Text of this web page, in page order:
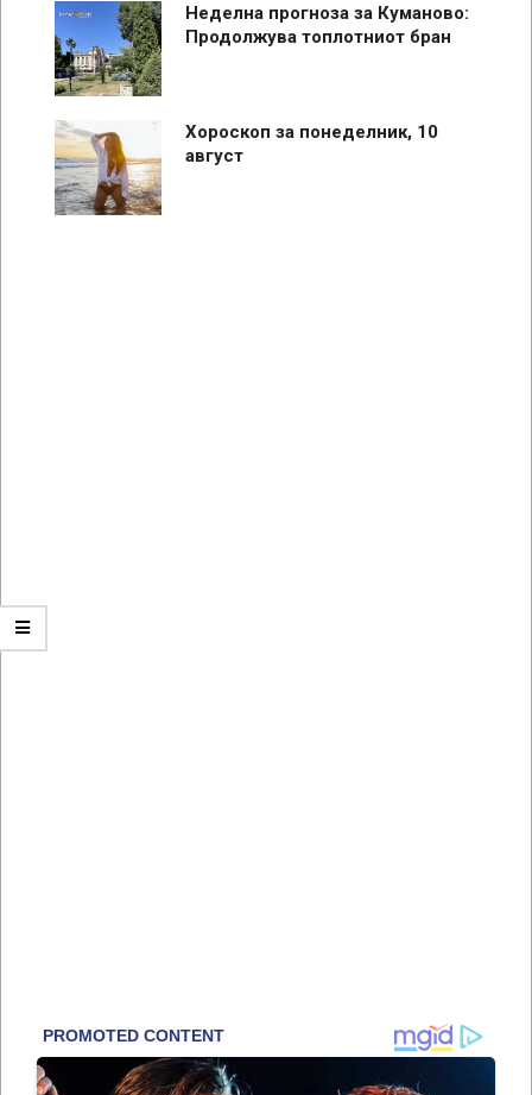
Неделна прогноза за Куманово:
Продолжува топлотниот бран
Хороскоп за понеделник, 10
август